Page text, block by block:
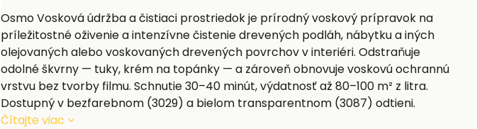
Osmo Vosková údržba a čistiaci prostriedok je prírodný voskový prípravok na
príležitostné oživenie a intenzívne čistenie drevených podláh, nábytku a iných
olejovaných alebo voskovaných drevených povrchov v interiéri. Odstraňuje
odolné škvrny — tuky, krém na topánky — a zároveň obnovuje voskovú ochrannú
vrstvu bez tvorby filmu. Schnutie 30–40 minút, výdatnosť až 80–100 m² z litra.
Dostupný v bezfarebnom (3029) a bielom transparentnom (3087) odtieni.
Čítajte viac